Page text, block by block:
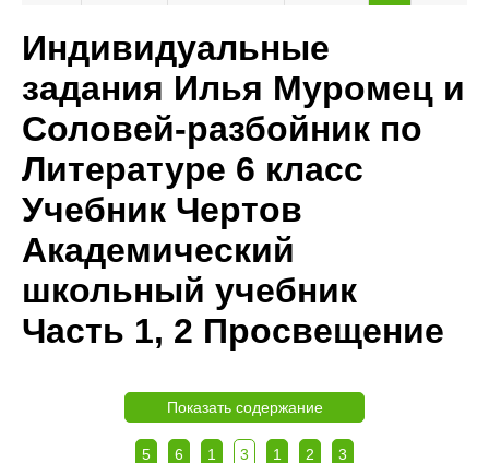
Индивидуальные
задания Илья Муромец и
Соловей-разбойник по
Литературе 6 класс
Учебник Чертов
Академический
школьный учебник
Часть 1, 2 Просвещение
Показать содержание
5 6 1 3 1 2 3